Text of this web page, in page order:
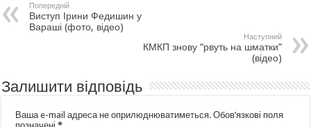
Попередній
Виступ Ірини Федишин у
Вараші (фото, відео)
Наступний
КМКП знову “рвуть на шматки”
(відео)
Залишити відповідь
Ваша e-mail адреса не оприлюднюватиметься. Обов’язкові поля